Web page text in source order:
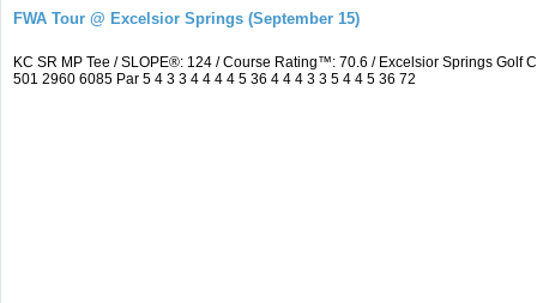
FWA Tour @ Excelsior Springs (September 15)
KC SR MP Tee / SLOPE®: 124 / Course Rating™: 70.6 / Excelsior Springs
501 2960 6085 Par 5 4 3 3 4 4 4 4 5 36 4 4 4 3 3 5 4 4 5 36 72